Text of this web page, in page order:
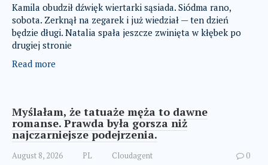
Kamila obudził dźwięk wiertarki sąsiada. Siódma rano,
sobota. Zerknął na zegarek i już wiedział — ten dzień
będzie długi. Natalia spała jeszcze zwinięta w kłębek po
drugiej stronie
Read more
Myślałam, że tatuaże męża to dawne
romanse. Prawda była gorsza niż
najczarniejsze podejrzenia.
August 8, 2026 PL Cloudagent 0